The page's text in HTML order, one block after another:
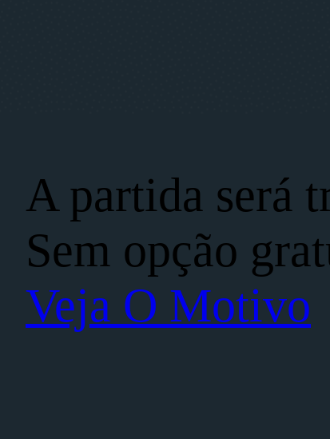
A partida será
Sem opção
Veja O Motivo